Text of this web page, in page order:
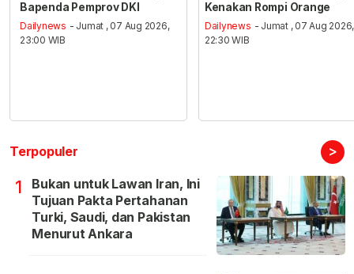
Bapenda Pemprov DKI
Dailynews - Jumat , 07 Aug 2026,
23:00 WIB
Kenakan Rompi Orange
Dailynews - Jumat , 07 Aug 2026,
22:30 WIB
Terpopuler >
1
Bukan untuk Lawan Iran, Ini
Tujuan Pakta Pertahanan
Turki, Saudi, dan Pakistan
Menurut Ankara